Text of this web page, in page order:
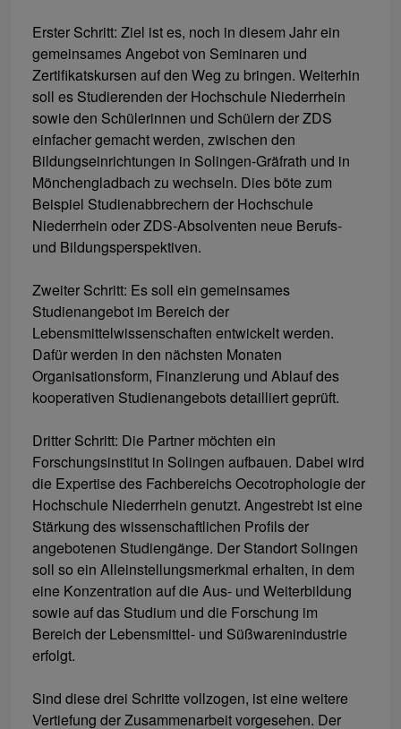
Erster Schritt: Ziel ist es, noch in diesem Jahr ein
gemeinsames Angebot von Seminaren und
Zertifikatskursen auf den Weg zu bringen. Weiterhin
soll es Studierenden der Hochschule Niederrhein
sowie den Schülerinnen und Schülern der ZDS
einfacher gemacht werden, zwischen den
Bildungseinrichtungen in Solingen-Gräfrath und in
Mönchengladbach zu wechseln. Dies böte zum
Beispiel Studienabbrechern der Hochschule
Niederrhein oder ZDS-Absolventen neue Berufs-
und Bildungsperspektiven.
Zweiter Schritt: Es soll ein gemeinsames
Studienangebot im Bereich der
Lebensmittelwissenschaften entwickelt werden.
Dafür werden in den nächsten Monaten
Organisationsform, Finanzierung und Ablauf des
kooperativen Studienangebots detailliert geprüft.
Dritter Schritt: Die Partner möchten ein
Forschungsinstitut in Solingen aufbauen. Dabei wird
die Expertise des Fachbereichs Oecotrophologie der
Hochschule Niederrhein genutzt. Angestrebt ist eine
Stärkung des wissenschaftlichen Profils der
angebotenen Studiengänge. Der Standort Solingen
soll so ein Alleinstellungsmerkmal erhalten, in dem
eine Konzentration auf die Aus- und Weiterbildung
sowie auf das Studium und die Forschung im
Bereich der Lebensmittel- und Süßwarenindustrie
erfolgt.
Sind diese drei Schritte vollzogen, ist eine weitere
Vertiefung der Zusammenarbeit vorgesehen. Der